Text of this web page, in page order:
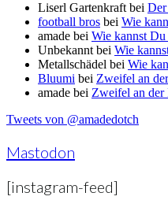
Liserl Gartenkraft bei
football bros bei Wie
amade bei Wie kannst
Unbekannt bei Wie
Metallschädel bei Wie
Bluumi bei Zweifel an
amade bei Zweifel an
Tweets von @amadedotch
Mastodon
[instagram-feed]